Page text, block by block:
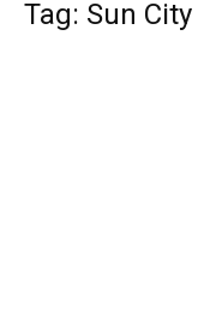
Tag: Sun City